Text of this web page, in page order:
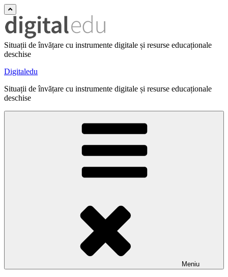
Situații de învățare cu instrumente digitale și resurse educaționale
deschise
Digitaledu
Situații de învățare cu instrumente digitale și resurse educaționale
deschise
Meniu